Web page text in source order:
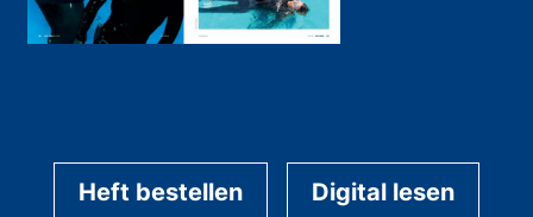
Heft bestellen Digital lesen